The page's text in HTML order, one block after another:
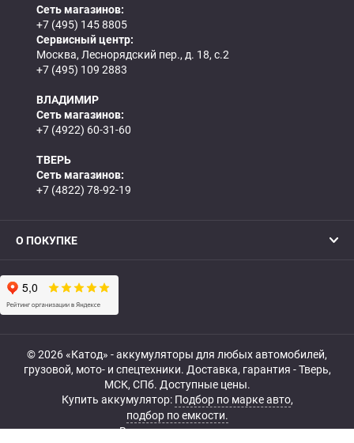
Сеть магазинов:
+7 (495) 145 8805
Сервисный центр:
Москва, Леснорядский пер., д. 18, с.2
+7 (495) 109 2883
ВЛАДИМИР
Сеть магазинов:
+7 (4922) 60-31-60
ТВЕРЬ
Сеть магазинов:
+7 (4822) 78-92-19
О ПОКУПКЕ
© 2026 «Катод» - аккумуляторы для любых автомобилей,
грузовой, мото- и спецтехники. Доставка, гарантия - Тверь,
МСК, СПб. Доступные цены.
Купить аккумулятор: Подбор по марке авто,
подбор по емкости.
Все права защищены.